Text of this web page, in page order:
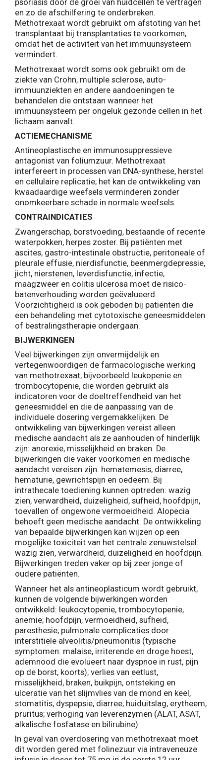
psoriasis door de groei van huidcellen te vertragen
en zo de afschilfering te onderbreken.
Methotrexaat wordt gebruikt om afstoting van het
transplantaat bij transplantaties te voorkomen,
omdat het de activiteit van het immuunsysteem
vermindert.
Methotrexaat wordt soms ook gebruikt om de
ziekte van Crohn, multiple sclerose, auto-
immuunziekten en andere aandoeningen te
behandelen die ontstaan wanneer het
immuunsysteem per ongeluk gezonde cellen in het
lichaam aanvalt.
ACTIEMECHANISME
Antineoplastische en immunosuppressieve
antagonist van foliumzuur. Methotrexaat
interfereert in processen van DNA-synthese, herstel
en cellulaire replicatie; het kan de ontwikkeling van
kwaadaardige weefsels verminderen zonder
onomkeerbare schade in normale weefsels.
CONTRAINDICATIES
Zwangerschap, borstvoeding, bestaande of recente
waterpokken, herpes zoster. Bij patiënten met
ascites, gastro-intestinale obstructie, peritoneale of
pleurale effusie, nierdisfunctie, beenmergdepressie,
jicht, nierstenen, leverdisfunctie, infectie,
maagzweer en colitis ulcerosa moet de risico-
batenverhouding worden geëvalueerd.
Voorzichtigheid is ook geboden bij patiënten die
een behandeling met cytotoxische geneesmiddelen
of bestralingstherapie ondergaan.
BIJWERKINGEN
Veel bijwerkingen zijn onvermijdelijk en
vertegenwoordigen de farmacologische werking
van methotrexaat; bijvoorbeeld leukopenie en
trombocytopenie, die worden gebruikt als
indicatoren voor de doeltreffendheid van het
geneesmiddel en die de aanpassing van de
individuele dosering vergemakkelijken. De
ontwikkeling van bijwerkingen vereist alleen
medische aandacht als ze aanhouden of hinderlijk
zijn: anorexie, misselijkheid en braken. De
bijwerkingen die vaker voorkomen en medische
aandacht vereisen zijn: hematemesis, diarree,
hematurie, gewrichtspijn en oedeem. Bij
intrathecale toediening kunnen optreden: wazig
zien, verwardheid, duizeligheid, sufheid, hoofdpijn,
toevallen of ongewone vermoeidheid. Alopecia
behoeft geen medische aandacht. De ontwikkeling
van bepaalde bijwerkingen kan wijzen op een
mogelijke toxiciteit van het centrale zenuwstelsel:
wazig zien, verwardheid, duizeligheid en hoofdpijn.
Bijwerkingen treden vaker op bij zeer jonge of
oudere patiënten.
Wanneer het als antineoplasticum wordt gebruikt,
kunnen de volgende bijwerkingen worden
ontwikkeld: leukocytopenie, trombocytopenie,
anemie; hoofdpijn, vermoeidheid, sufheid,
paresthesie; pulmonale complicaties door
interstitiële alveolitis/pneumonitis (typische
symptomen: malaise, irriterende en droge hoest,
ademnood die evolueert naar dyspnoe in rust, pijn
op de borst, koorts); verlies van eetlust,
misselijkheid, braken, buikpijn, ontsteking en
ulceratie van het slijmvlies van de mond en keel,
stomatitis, dyspepsie, diarree; huiduitslag, erytheem,
pruritus; verhoging van leverenzymen (ALAT, ASAT,
alkalische fosfatase en bilirubine).
In geval van overdosering van methotrexaat moet
dit worden gered met folinezuur via intraveneuze